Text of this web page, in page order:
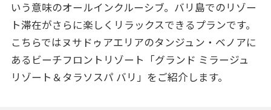
いう意味のオールインクルーシブ。バリ島でのリゾー
ト滞在がさらに楽しくリラックスできるプランです。
こちらではヌサドゥアエリアのタンジュン・ベノアに
あるビーチフロントリゾート「グランド ミラージュ
リゾート＆タラソスパ バリ」をご紹介します。